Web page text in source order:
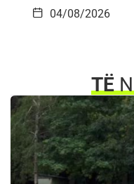
04/08/2026
TË